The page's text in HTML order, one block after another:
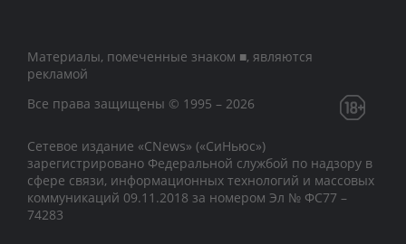
Материалы, помеченные знаком ■, являются
рекламой
Все права защищены © 1995 – 2026
Сетевое издание «CNews» («СиНьюс»)
зарегистрировано Федеральной службой по надзору в
сфере связи, информационных технологий и массовых
коммуникаций 09.11.2018 за номером Эл № ФС77 –
74283